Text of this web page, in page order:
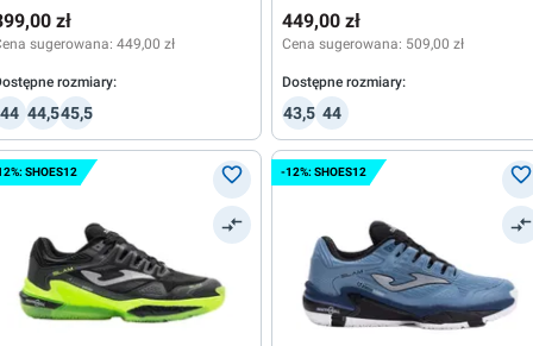
zł
sugerowana: 449,00 zł
rozmiary:
44 44,545,5
449,00 zł
Cena sugerowana: 509,00 zł
Dostępne rozmiary:
43,5 44
SHOES12 -12%: SHOES12